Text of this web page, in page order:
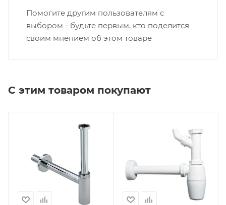
Помогите другим пользователям с
выбором - будьте первым, кто поделится
своим мнением об этом товаре
С этим товаром покупают